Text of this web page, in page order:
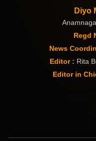
Diyo
Regd
News
Editor : Rita
Editor in